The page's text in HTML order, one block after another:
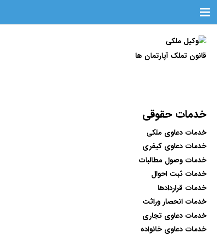
قانون تملک آپارتمان ها
خدمات حقوقی
خدمات دعاوی ملکی
خدمات دعاوی کیفری
خدمات وصول مطالبات
خدمات ثبت احوال
خدمات قراردادها
خدمات انحصار وراثت
خدمات دعاوی تجاری
خدمات دعاوی خانواده